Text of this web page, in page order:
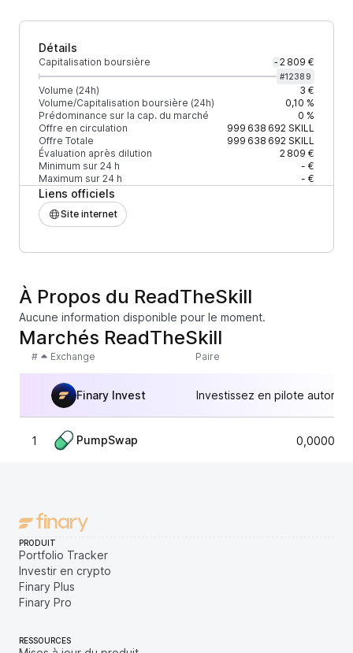
Détails
Capitalisation boursière - 2 809 €
#12389
Volume (24h)
3 €
Volume/Capitalisation boursière (24h)
0,10 %
Prédominance sur la cap. du marché
0 %
Offre en circulation
999 638 692SKILL
Offre Totale
999 638 692SKILL
Évaluation après dilution
2 809 €
Minimum sur 24 h
- €
Maximum sur 24 h
- €
Liens officiels
Site internet
À Propos du ReadTheSkill
Aucune information disponible pour le moment.
Marchés ReadTheSkill
# Exchange Paire
Finary Invest Investissez en pilote
1 PumpSwap
PRODUIT
Portfolio Tracker
Investir en crypto
Finary Plus
Finary Pro
RESSOURCES